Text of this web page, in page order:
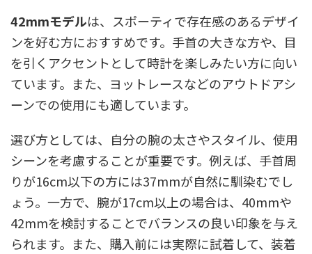
42mmモデルは、スポーティで存在感のあるデザイ
ンを好む方におすすめです。手首の大きな方や、目
を引くアクセントとして時計を楽しみたい方に向い
ています。また、ヨットレースなどのアウトドアシ
ーンでの使用にも適しています。
選び方としては、自分の腕の太さやスタイル、使用
シーンを考慮することが重要です。例えば、手首周
りが16cm以下の方には37mmが自然に馴染むでし
ょう。一方で、腕が17cm以上の場合は、40mmや
42mmを検討することでバランスの良い印象を与え
られます。また、購入前には実際に試着して、装着